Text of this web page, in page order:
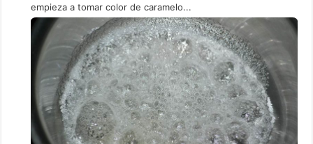
empieza a tomar color de caramelo...